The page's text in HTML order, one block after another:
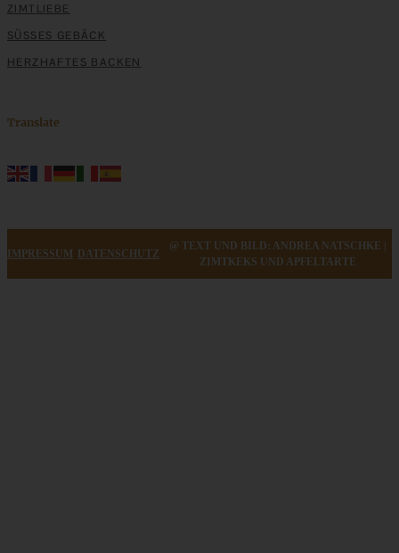
ZIMTLIEBE
SÜSSES GEBÄCK
HERZHAFTES BACKEN
Translate
IMPRESSUM DATENSCHUTZ
@ TEXT UND BILD: ANDREA NATSCHKE |
ZIMTKEKS UND APFELTARTE